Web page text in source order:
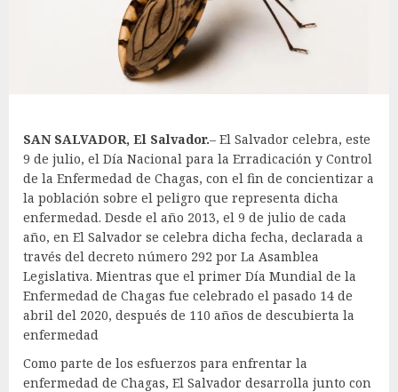
SAN SALVADOR, El Salvador.– El Salvador celebra, este
9 de julio, el Día Nacional para la Erradicación y Control
de la Enfermedad de Chagas, con el fin de concientizar a
la población sobre el peligro que representa dicha
enfermedad. Desde el año 2013, el 9 de julio de cada
año, en El Salvador se celebra dicha fecha, declarada a
través del decreto número 292 por La Asamblea
Legislativa. Mientras que el primer Día Mundial de la
Enfermedad de Chagas fue celebrado el pasado 14 de
abril del 2020, después de 110 años de descubierta la
enfermedad
Como parte de los esfuerzos para enfrentar la
enfermedad de Chagas, El Salvador desarrolla junto con